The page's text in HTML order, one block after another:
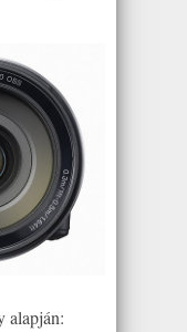
alapján: